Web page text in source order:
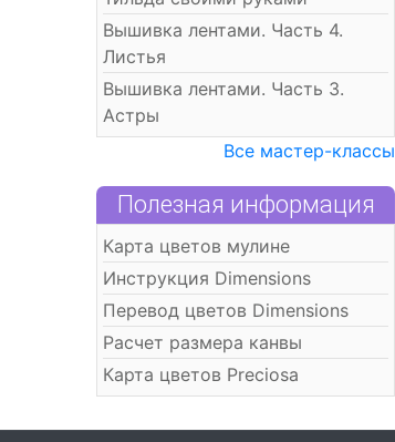
Вышивка лентами. Часть 4.
Листья
Вышивка лентами. Часть 3.
Астры
Все мастер-классы
Полезная информация
Карта цветов мулине
Инструкция Dimensions
Перевод цветов Dimensions
Расчет размера канвы
Карта цветов Preciosa